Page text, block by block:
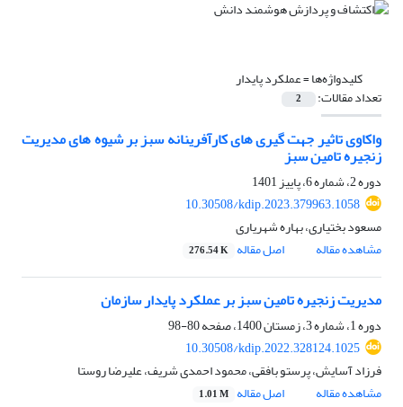
کلیدواژه‌ها =عملکرد پایدار
تعداد مقالات: 2
واکاوی تاثیر جهت گیری های کارآفرینانه سبز بر شیوه های مدیریت
زنجیره تامین سبز
دوره 2، شماره 6، پاییز 1401
10.30508/kdip.2023.379963.1058
مسعود بختیاری، بهاره شهریاری
مشاهده مقاله
اصل مقاله 276.54 K
مدیریت زنجیره تامین سبز بر عملکرد پایدار سازمان
دوره 1، شماره 3، زمستان 1400، صفحه
80-98
10.30508/kdip.2022.328124.1025
فرزاد آسایش، پرستو بافقی، محمود احمدی شریف، علیرضا روستا
مشاهده مقاله
اصل مقاله 1.01 M